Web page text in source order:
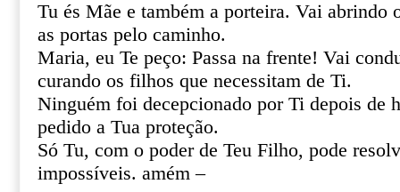
Tu és Mãe e também a porteira. Vai abrindo
as portas pelo caminho.
Maria, eu Te peço: Passa na frente! Vai
curando os filhos que necessitam de Ti.
Ninguém foi decepcionado por Ti depois de
pedido a Tua proteção.
Só Tu, com o poder de Teu Filho, pode
impossíveis. amém –